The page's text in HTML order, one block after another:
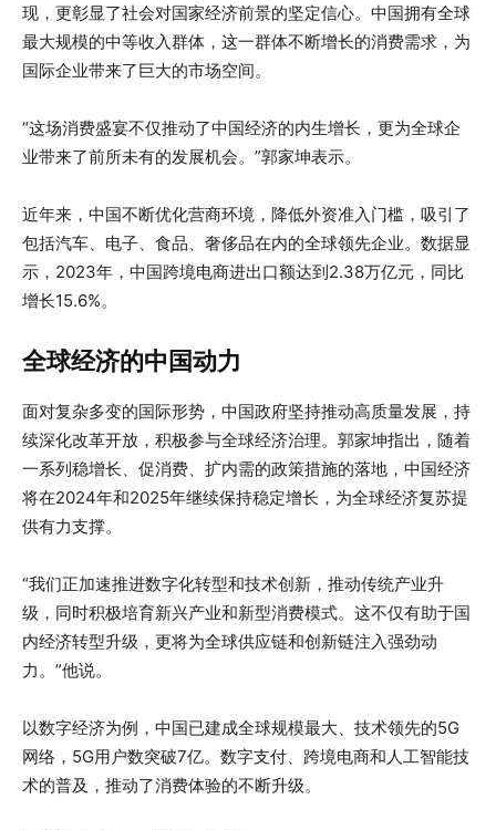
现，更彰显了社会对国家经济前景的坚定信心。中国拥有全球
最大规模的中等收入群体，这一群体不断增长的消费需求，为
国际企业带来了巨大的市场空间。
“这场消费盛宴不仅推动了中国经济的内生增长，更为全球企
业带来了前所未有的发展机会。”郭家坤表示。
近年来，中国不断优化营商环境，降低外资准入门槛，吸引了
包括汽车、电子、食品、奢侈品在内的全球领先企业。数据显
示，2023年，中国跨境电商进出口额达到2.38万亿元，同比
增长15.6%。
全球经济的中国动力
面对复杂多变的国际形势，中国政府坚持推动高质量发展，持
续深化改革开放，积极参与全球经济治理。郭家坤指出，随着
一系列稳增长、促消费、扩内需的政策措施的落地，中国经济
将在2024年和2025年继续保持稳定增长，为全球经济复苏提
供有力支撑。
“我们正加速推进数字化转型和技术创新，推动传统产业升
级，同时积极培育新兴产业和新型消费模式。这不仅有助于国
内经济转型升级，更将为全球供应链和创新链注入强劲动
力。”他说。
以数字经济为例，中国已建成全球规模最大、技术领先的5G
网络，5G用户数突破7亿。数字支付、跨境电商和人工智能技
术的普及，推动了消费体验的不断升级。